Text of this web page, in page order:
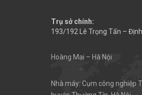
Trụ sở chính:
193/192 Lê Trọng Tấn –
Hoàng Mai – Hà Nội
Nhà máy: Cụm công nghiệp